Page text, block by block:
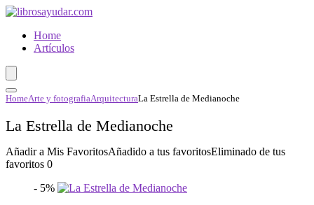
Home
Artículos
HomeArte y fotografiaArquitecturaLa Estrella de Medianoche
La Estrella de Medianoche
Añadir a Mis FavoritosAñadido a tus favoritosEliminado de tus
favoritos 0
- 5%